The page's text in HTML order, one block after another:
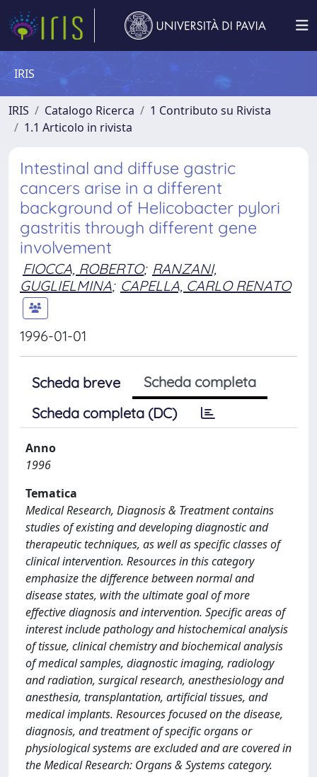
IRIS
IRIS Catalogo Ricerca
1 Contributo su Rivista
1.1 Articolo in rivista
Intestinal and diffuse gastric
cancers arise in a different
background of Helicobacter pylori
gastritis through different gene
involvement
FIOCCA, ROBERTO; RANZANI,
GUGLIELMINA; CAPELLA, CARLO RENATO
1996-01-01
Scheda breve
Scheda completa
Scheda completa (DC)
Anno
1996
Tematica
Medical Research, Diagnosis & Treatment contains
studies of existing and developing diagnostic and
therapeutic techniques, as well as specific classes of
clinical intervention. Resources in this category
emphasize the difference between normal and
disease states, with the ultimate goal of more
effective diagnosis and intervention. Specific areas of
interest include pathology and histochemical analysis
of tissue, clinical chemistry and biochemical analysis
of medical samples, diagnostic imaging, radiology
and radiation, surgical research, anesthesiology and
anesthesia, transplantation, artificial tissues, and
medical implants. Resources focused on the disease,
diagnosis, and treatment of specific organs or
physiological systems are excluded and are covered in
the Medical Research: Organs & Systems category.